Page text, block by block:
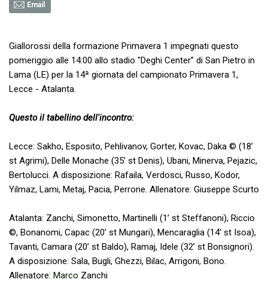
Email
Giallorossi della formazione Primavera 1 impegnati questo
pomeriggio alle 14:00 allo stadio "Deghi Center” di San Pietro in
Lama (LE) per la 14ª giornata del campionato Primavera 1,
Lecce - Atalanta.
Questo il tabellino dell'incontro:
Lecce: Sakho, Esposito, Pehlivanov, Gorter, Kovac, Daka © (18’
st Agrimi), Delle Monache (35’ st Denis), Ubani, Minerva, Pejazic,
Bertolucci. A disposizione: Rafaila, Verdosci, Russo, Kodor,
Yilmaz, Lami, Metaj, Pacia, Perrone. Allenatore: Giuseppe Scurto
Atalanta: Zanchi, Simonetto, Martinelli (1’ st Steffanoni), Riccio
©, Bonanomi, Capac (20’ st Mungari), Mencaraglia (14’ st Isoa),
Tavanti, Camara (20’ st Baldo), Ramaj, Idele (32’ st Bonsignori).
A disposizione: Sala, Bugli, Ghezzi, Bilac, Arrigoni, Bono.
Allenatore: Marco Zanchi